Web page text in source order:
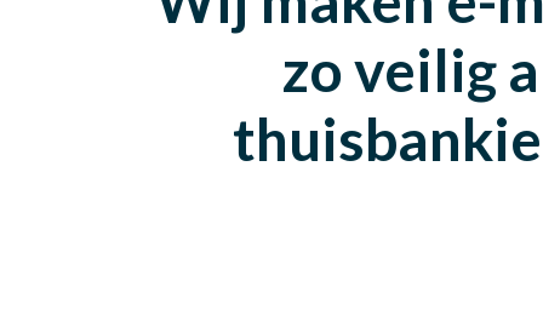
zo veilig